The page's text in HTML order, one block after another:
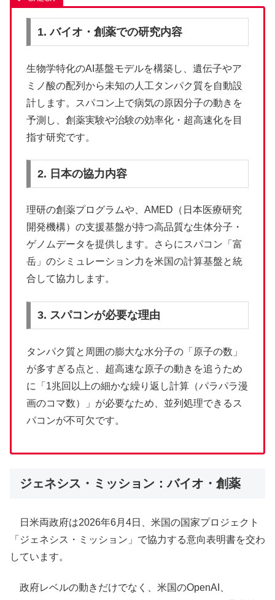
1. バイオ・創薬での研究内容
生物学特化のAI基盤モデルを構築し、遺伝子やア
ミノ酸の配列から未知の人工タンパク質を自動設
計します。スパコン上で病気の原因分子の動きを
予測し、創薬実験や治験の効率化・超高速化を目
指す研究です。
2. 日本の協力内容
理研の創薬プログラムや、AMED（日本医療研究
開発機構）の支援基盤が持つ高品質な生体分子・
ゲノムデータを提供します。さらにスパコン「富
岳」のシミュレーション力を米国の計算基盤と統
合して協力します。
3. スパコンが必要な理由
タンパク質と周囲の膨大な水分子の「原子の数」
が多すぎる点と、超高速な原子の動きを追うため
に「1兆回以上の細かな繰り返し計算（パラパラ漫
画のコマ数）」が必要なため、並列処理できるス
パコンが不可欠です。
ジェネシス・ミッション：バイオ・創薬
日米両政府は2026年6月4日、米国の国家プロジェクト
「ジェネシス・ミッション」で協力する意向表明書を交わ
しています。
政府レベルの動きだけでなく、米国のOpenAI、